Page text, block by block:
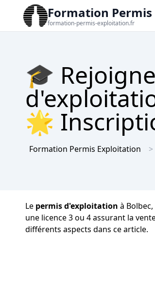
Formation
formation-permis-exploitation.fr
🎓
🌟
Formation Permis Exploitation
Le permis d'exploitation à
une licence 3 ou 4 assurant la
différents aspects dans ce article.